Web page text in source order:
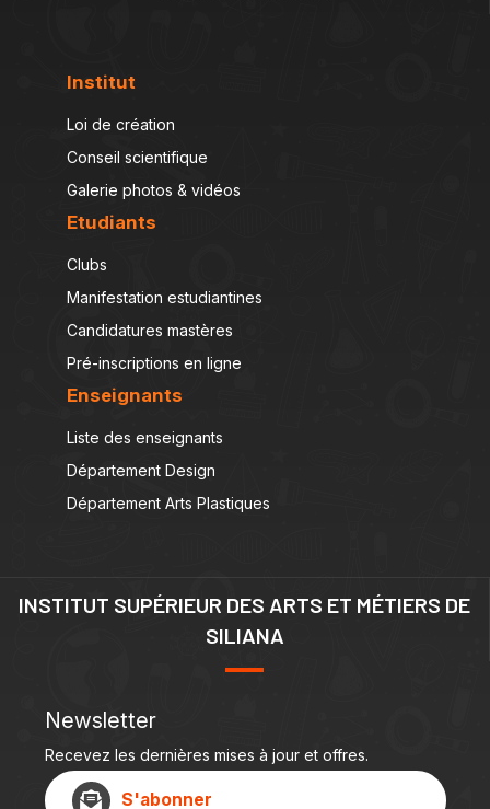
Institut
Loi de création
Conseil scientifique
Galerie photos & vidéos
Etudiants
Clubs
Manifestation estudiantines
Candidatures mastères
Pré-inscriptions en ligne
Enseignants
Liste des enseignants
Département Design
Département Arts Plastiques
INSTITUT SUPÉRIEUR DES ARTS ET MÉTIERS DE
SILIANA
Newsletter
Recevez les dernières mises à jour et offres.
S'abonner